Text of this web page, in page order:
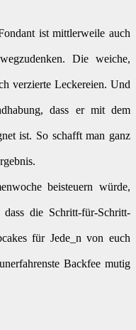
ist mittlerweile auch
Die weiche,
verzierte Leckereien. Und
dass er mit dem
ist. So schafft man ganz
beisteuern würde,
die Schritt-für-Schritt-
für Jede_n von euch
Backfee mutig